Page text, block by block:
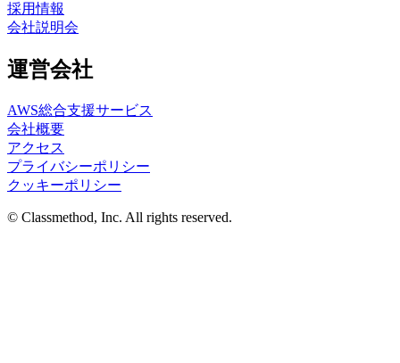
採用情報
会社説明会
運営会社
AWS総合支援サービス
会社概要
アクセス
プライバシーポリシー
クッキーポリシー
© Classmethod, Inc. All rights reserved.